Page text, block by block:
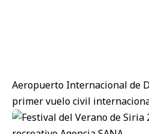
Aeropuerto Internacional de
primer vuelo civil